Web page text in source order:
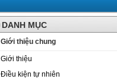
DANH MỤC
Giới thiệu chung
Giới thiệu
Điều kiện tự nhiên